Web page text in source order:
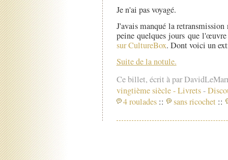
Je n'ai pas voyagé.
J'avais manqué la
peine quelques jours que
sur CultureBox. Dont voici un
Suite de la notule.
Ce billet, écrit à par
vingtième siècle-Livrets-
4 roulades :: sans ricochet ::